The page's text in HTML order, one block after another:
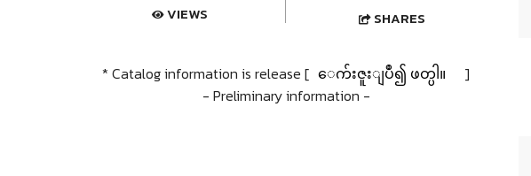
VIEWS SHARES
* Catalog information is release [ ေက်းဇူးျပဳ၍ ဖတ္ပါ။
]
- Preliminary information -